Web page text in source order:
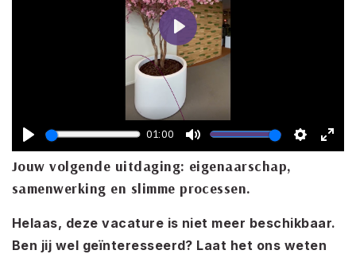
Play
01:00
Mute Settings
Play
Jouw volgende uitdaging: eigenaarschap,
samenwerking en slimme processen.
Helaas, deze vacature is niet meer beschikbaar.
Ben jij wel geïnteresseerd? Laat het ons weten